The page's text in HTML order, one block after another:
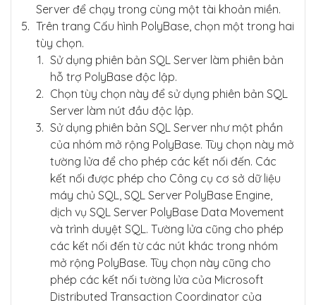
Server để chạy trong cùng một tài khoản miền.
Trên trang Cấu hình PolyBase, chọn một trong hai
tùy chọn.
Sử dụng phiên bản SQL Server làm phiên bản
hỗ trợ PolyBase độc lập.
Chọn tùy chọn này để sử dụng phiên bản SQL
Server làm nút đầu độc lập.
Sử dụng phiên bản SQL Server như một phần
của nhóm mở rộng PolyBase. Tùy chọn này mở
tường lửa để cho phép các kết nối đến. Các
kết nối được phép cho Công cụ cơ sở dữ liệu
máy chủ SQL, SQL Server PolyBase Engine,
dịch vụ SQL Server PolyBase Data Movement
và trình duyệt SQL. Tường lửa cũng cho phép
các kết nối đến từ các nút khác trong nhóm
mở rộng PolyBase. Tùy chọn này cũng cho
phép các kết nối tường lửa của Microsoft
Distributed Transaction Coordinator của